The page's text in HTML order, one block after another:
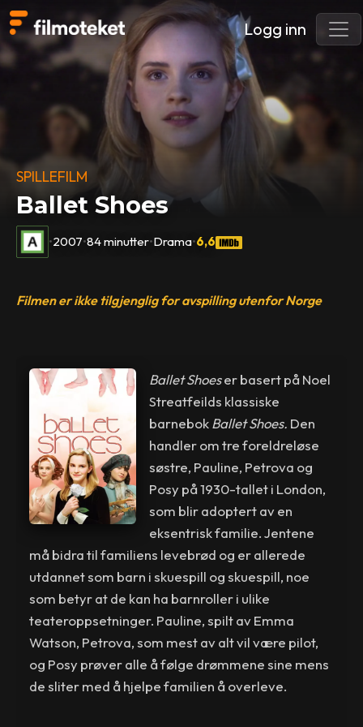
Logg inn
SPILLEFILM
Ballet Shoes
•2007•84 minutter•Drama•6,6
Filmen er ikke tilgjenglig for avspilling utenfor Norge
Ballet Shoeser basert på Noel
Streatfeilds klassiske
barnebokBallet Shoes. Den
handler om tre foreldreløse
søstre, Pauline, Petrova og
Posy på 1930-tallet i London,
som blir adoptert av en
eksentrisk familie. Jentene
må bidra til familiens levebrød og er allerede
utdannet som barn i skuespill og skuespill, noe
som betyr at de kan ha barnroller i ulike
teateroppsetninger. Pauline, spilt av Emma
Watson, Petrova, som mest av alt vil være pilot,
og Posy prøver alle å følge drømmene sine mens
de sliter med å hjelpe familien å overleve.